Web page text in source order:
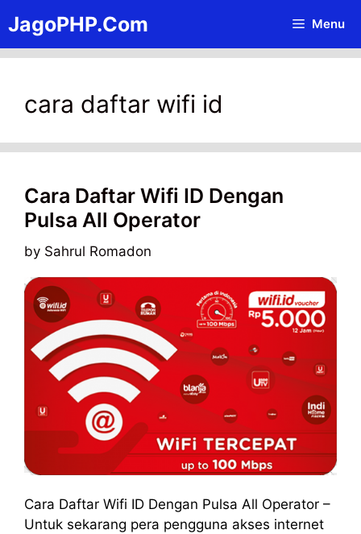
to
content
JagoPHP.Com Menu
cara daftar wifi id
Cara Daftar Wifi ID Dengan
Pulsa All Operator
by Sahrul Romadon
Cara Daftar Wifi ID Dengan Pulsa All Operator –
Untuk sekarang pera pengguna akses internet